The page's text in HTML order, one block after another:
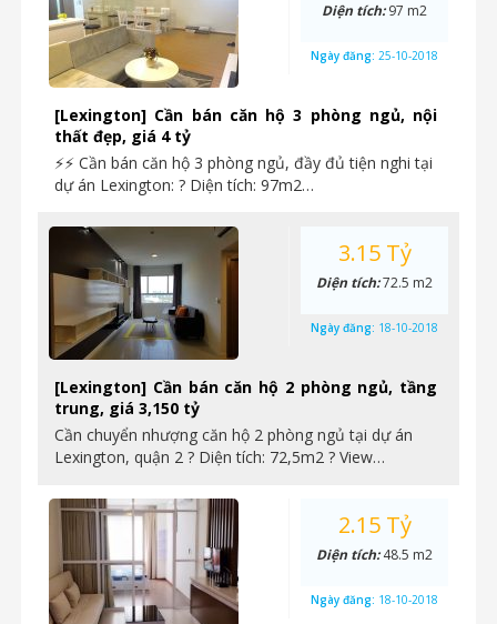
[Lexington] Cần bán căn hộ 3 phòng ngủ, nội
thất đẹp, giá 4 tỷ
⚡⚡ Cần bán căn hộ 3 phòng ngủ, đầy đủ tiện nghi tại
dự án Lexington: ? Diện tích: 97m2…
Diện tích:97 m2
Ngày đăng: 25-10-2018
[Lexington] Cần bán căn hộ 2 phòng ngủ, tầng
trung, giá 3,150 tỷ
Cần chuyển nhượng căn hộ 2 phòng ngủ tại dự án
Lexington, quận 2 ? Diện tích: 72,5m2 ? View…
3.15 Tỷ
Diện tích:72.5 m2
Ngày đăng: 18-10-2018
2.15 Tỷ
Diện tích:48.5 m2
Ngày đăng: 18-10-2018